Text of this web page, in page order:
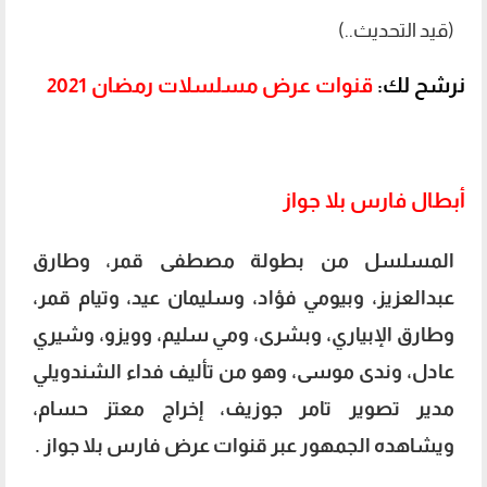
(قيد التحديث..)
نرشح لك: قنوات عرض مسلسلات رمضان 2021
أبطال فارس بلا جواز
المسلسل من بطولة مصطفى قمر، وطارق
عبدالعزيز، وبيومي فؤاد، وسليمان عيد، وتيام قمر،
وطارق الإبياري، وبشرى، ومي سليم، وويزو، وشيري
عادل، وندى موسى، وهو من تأليف فداء الشندويلي
مدير تصوير تامر جوزيف، إخراج معتز حسام،
ويشاهده الجمهور عبر قنوات عرض فارس بلا جواز .